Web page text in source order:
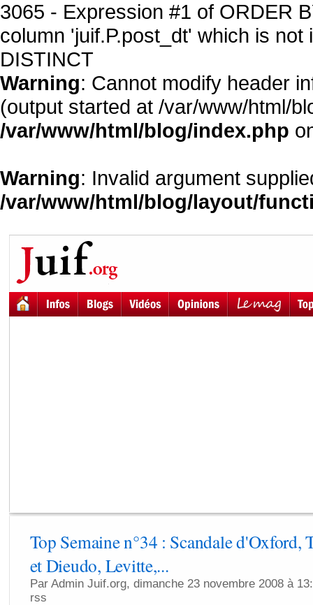
3065 - Expression #1 of ORDER
column 'juif.P.post_dt' which is
DISTINCT
Warning: Cannot modify header
(output started at /var/www/html/
/var/www/html/blog/index.php
Warning: Invalid argument
/var/www/html/blog/layout/
Top Semaine n°34 : Scandale d'Oxford,
et Dieudo, Levitte,...
Par Admin Juif.org, dimanche 23 novembre 2008 à
rss